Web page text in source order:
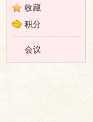
收藏
积分
会议